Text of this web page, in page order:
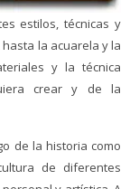
estilos, técnicas y
la acuarela y la
y la técnica
crear y de la
de la historia como
de diferentes